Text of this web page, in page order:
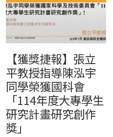
【獲獎捷報】張立
平教授指導陳泓宇
同學榮獲國科會
「114年度大專學生
研究計畫研究創作
獎」